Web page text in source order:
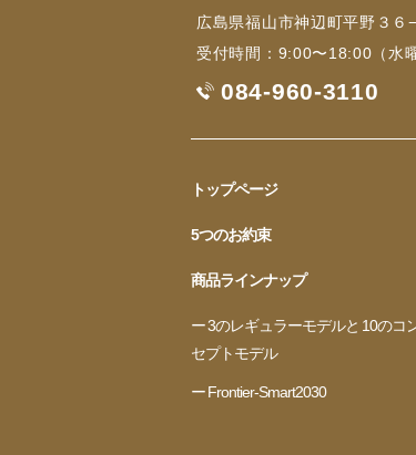
広島県福山市神辺町平野３６
受付時間：9:00〜18:00（水
084-960-3110
トップページ
5つのお約束
商品ラインナップ
ー 3のレギュラーモデルと 10のコ
セプトモデル
ー Frontier-Smart2030